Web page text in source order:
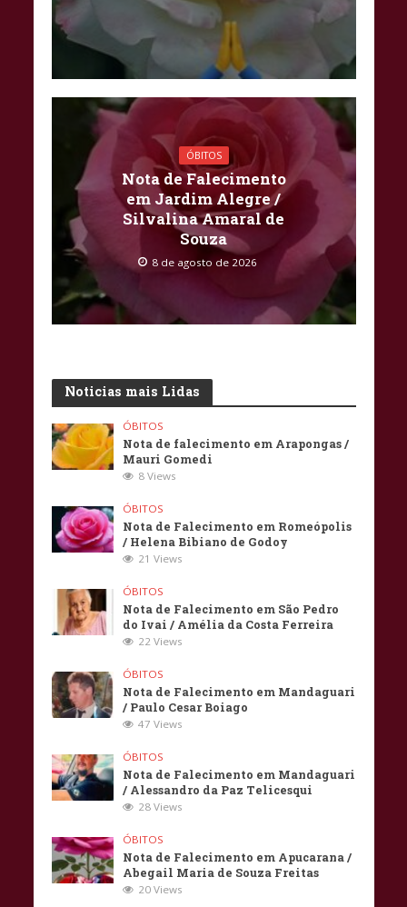
ÓBITOS
Nota de Falecimento
em Jardim Alegre /
Silvalina Amaral de
Souza
8 de agosto de 2026
Noticias mais Lidas
ÓBITOS
Nota de falecimento em Arapongas /
Mauri Gomedi
8 Views
ÓBITOS
Nota de Falecimento em Romeópolis
/ Helena Bibiano de Godoy
21 Views
ÓBITOS
Nota de Falecimento em São Pedro
do Ivai / Amélia da Costa Ferreira
22 Views
ÓBITOS
Nota de Falecimento em Mandaguari
/ Paulo Cesar Boiago
47 Views
ÓBITOS
Nota de Falecimento em Mandaguari
/ Alessandro da Paz Telicesqui
28 Views
ÓBITOS
Nota de Falecimento em Apucarana /
Abegail Maria de Souza Freitas
20 Views